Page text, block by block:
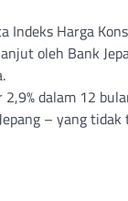
Indeks Harga
oleh Bank
2,9% dalam 12
– yang